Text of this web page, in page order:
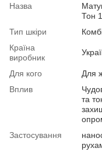
Назва
Тон 1
Тип шкіри
Країна
виробник
Для кого
Для
Вплив
та
Застосування